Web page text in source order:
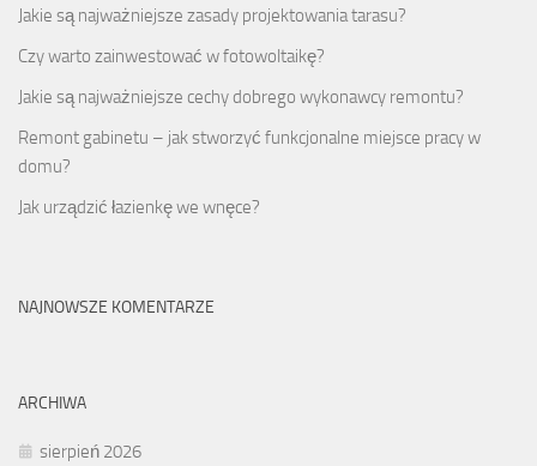
Jakie są najważniejsze zasady projektowania tarasu?
Czy warto zainwestować w fotowoltaikę?
Jakie są najważniejsze cechy dobrego wykonawcy remontu?
Remont gabinetu – jak stworzyć funkcjonalne miejsce pracy w
domu?
Jak urządzić łazienkę we wnęce?
NAJNOWSZE KOMENTARZE
ARCHIWA
sierpień 2026